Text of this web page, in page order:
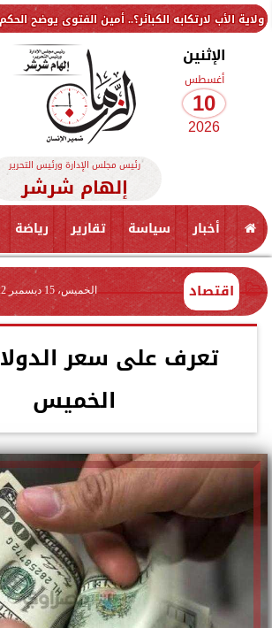
اليوم.. محاكمة 9 متهمين في الكبائر؟.. أمين الفتوى يوضح الحكم
الإثنين
أغسطس
10
2026
رئيس مجلس الإدارة ورئيس التحرير
إلهام شرشر
أخبار سياسة تقارير رياضة
اقتصاد الخميس، 15 ديسمبر 2022
تعرف على سعر
الخميس